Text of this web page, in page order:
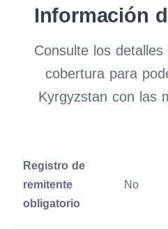
Información
Consulte los
cobertura para
Kyrgyzstan con las
Registro de
remitente
obligatorio
No